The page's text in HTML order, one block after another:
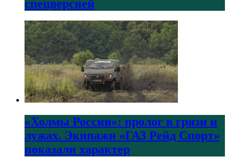
спецверсией
«Холмы России»: пролог в грязи и
лужах. Экипажи «ГАЗ Рейд Спорт»
показали характер